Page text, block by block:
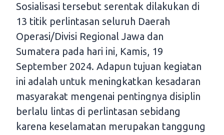
Sosialisasi tersebut serentak dilakukan di
13 titik perlintasan seluruh Daerah
Operasi/Divisi Regional Jawa dan
Sumatera pada hari ini, Kamis, 19
September 2024. Adapun tujuan kegiatan
ini adalah untuk meningkatkan kesadaran
masyarakat mengenai pentingnya disiplin
berlalu lintas di perlintasan sebidang
karena keselamatan merupakan tanggung